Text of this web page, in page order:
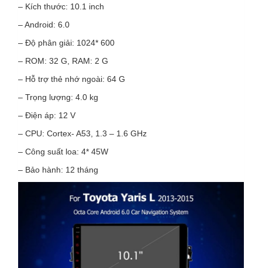
– Kích thước: 10.1 inch
– Android: 6.0
– Độ phân giải: 1024* 600
– ROM: 32 G, RAM: 2 G
– Hỗ trợ thẻ nhớ ngoài: 64 G
– Trọng lượng: 4.0 kg
– Điện áp: 12 V
– CPU: Cortex- A53, 1.3 – 1.6 GHz
– Công suất loa: 4* 45W
– Bảo hành: 12 tháng